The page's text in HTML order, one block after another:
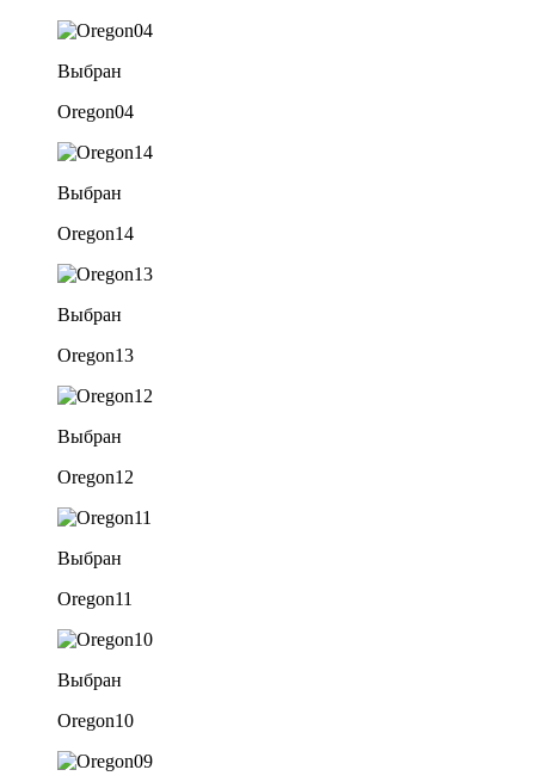
Выбран
Oregon04
Выбран
Oregon14
Выбран
Oregon13
Выбран
Oregon12
Выбран
Oregon11
Выбран
Oregon10